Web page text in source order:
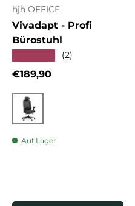
hjh OFFICE
Vivadapt - Profi
Bürostuhl
(2)
Normaler Preis
€189,90
Schwarz
Auf Lager